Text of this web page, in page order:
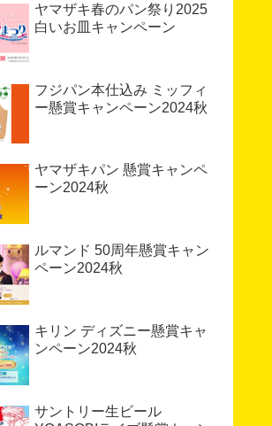
ヤマザキ春のパン祭り2025
白いお皿キャンペーン
フジパン本仕込み ミッフィ
ー懸賞キャンペーン2024秋
ヤマザキパン 懸賞キャンペ
ーン2024秋
ルマンド 50周年懸賞キャン
ペーン2024秋
キリン ディズニー懸賞キャ
ンペーン2024秋
サントリー生ビール